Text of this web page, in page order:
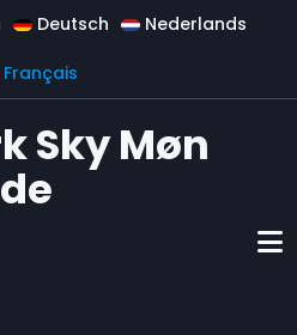
Deutsch Nederlands
Français
Sky Møn